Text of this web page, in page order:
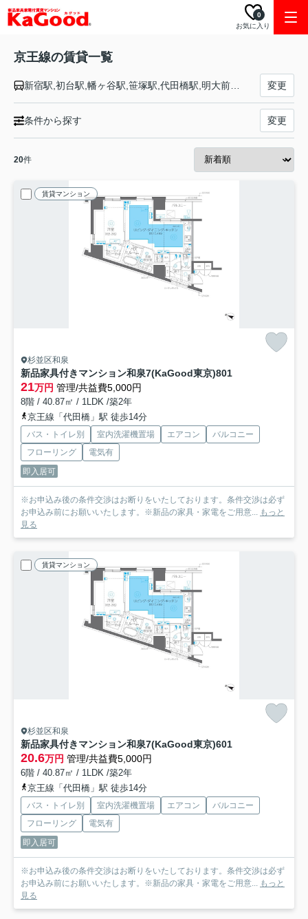
お気に入り
0
京王線の賃貸一覧
変更
条件から探す 変更
20件
賃貸マンション
杉並区和泉
新品家具付きマンション和泉7(KaGood東京)801
21万円 管理/共益費5,000円
8階 / 40.87㎡ / 1LDK /築2年
京王線「代田橋」駅 徒歩14分
バス・トイレ別 室内洗濯機置場 エアコン
バルコニー
フローリング
電気有
即入居可
※お申込み後の条件交渉はお断りをいたしております。条件交渉は必ず
お申込み前にお願いいたします。※新品の家具・家電をご用意... もっと
見る
賃貸マンション
杉並区和泉
新品家具付きマンション和泉7(KaGood東京)601
20.6万円 管理/共益費5,000円
6階 / 40.87㎡ / 1LDK /築2年
京王線「代田橋」駅 徒歩14分
バス・トイレ別 室内洗濯機置場 エアコン
バルコニー
フローリング
電気有
即入居可
※お申込み後の条件交渉はお断りをいたしております。条件交渉は必ず
お申込み前にお願いいたします。※新品の家具・家電をご用意... もっと
見る